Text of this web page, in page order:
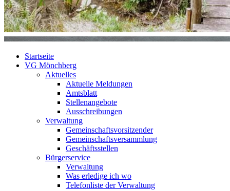
Startseite
VG Mönchberg
Aktuelles
Aktuelle Meldungen
Amtsblatt
Stellenangebote
Ausschreibungen
Verwaltung
Gemeinschaftsvorsitzender
Gemeinschaftsversammlung
Geschäftsstellen
Bürgerservice
Verwaltung
Was erledige ich wo
Telefonliste der Verwaltung